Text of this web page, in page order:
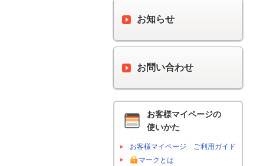
お知らせ
お問い合わせ
お客様マイページの
使いかた
お客様マイページ ご利用ガイド
マークとは